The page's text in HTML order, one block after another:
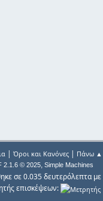
| Όροι και Κανόνες| Πάνω ▲
2.1.6 © 2025, Simple Machines
σε 0.035 δευτερόλεπτα
επισκέψεων: